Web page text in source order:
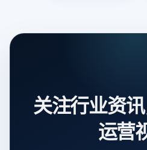
关注行业资
运营